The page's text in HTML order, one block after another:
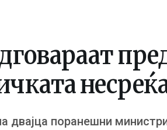
поранешни министри